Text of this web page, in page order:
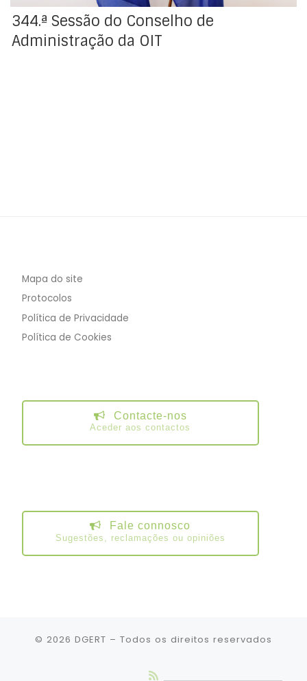
344.ª Sessão do Conselho de
Administração da OIT
Mapa do site
Protocolos
Política de Privacidade
Política de Cookies
Contacte-nos
Aceder aos contactos
Fale connosco
Sugestões, reclamações ou opiniões
© 2026 DGERT – Todos os direitos reservados